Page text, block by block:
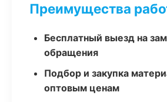
Преимущества
Бесплатный выезд на
обращения
Подбор и закупка
оптовым ценам